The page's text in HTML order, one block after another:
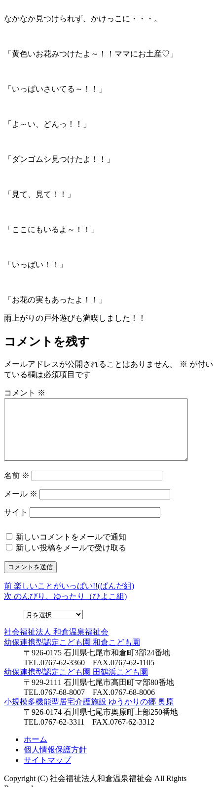
なかなか見つけられず、かけっこに・・・。
「黄色いお花みつけたよ～！！ママにお土産♡」
「いっぱいさいてる～！！」
「よ～い、どんっ！！」
「ダンゴムシ見つけたよ！！」
「見て、見て！！」
「ここにもいるよ～！！」
「いっぱい！！」
「お花の実もあったよ！！」
雨上がりの戸外遊びも満喫しました！！
コメントを残す
メールアドレスが公開されることはありません。 ※ が付い
ている欄は必須項目です
コメント ※
名前 ※
メール ※
サイト
新しいコメントをメールで通知
新しい投稿をメールで受け取る
投
稿
ビ
ー
ョ
前 前
の
楽しいことがいっぱい!!(ぱんだ組)
次 次
稿:
のんびり、ゆったり（ひよこ組)
社会福祉法人 和倉温泉福祉会
幼保連携型認定こども園 和倉こども園
〒926-0175 石川県七尾市和倉町3部24番地
TEL.0767-62-3360 FAX.0767-62-1105
幼保連携型認定こども園 田鶴浜こども園
〒929-2111 石川県七尾市高田町マ部80番地
TEL.0767-68-8007 FAX.0767-68-8006
小規模多機能型居宅介護施設 ゆうかりの郷 奥原
〒926-0174 石川県七尾市奥原町上部250番地
TEL.0767-62-3311 FAX.0767-62-3312
ホーム
個人情報保護方針
サイトマップ
Copyright (C) 社会福祉法人和倉温泉福祉会 All Rights